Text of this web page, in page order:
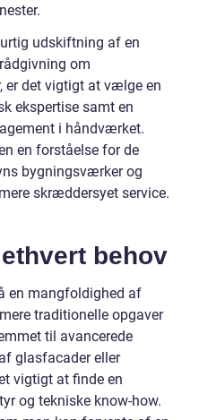
udskiftning af en
om
er det vigtigt at vælge en
ekspertise samt en
i håndværket.
en forståelse for de
bygningsværker og
skræddersyet service.
behov
en mangfoldighed af
traditionelle opgaver
til avancerede
glasfacader eller
vigtigt at finde en
og tekniske know-how.